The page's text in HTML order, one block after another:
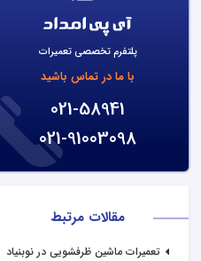
پلتفرم تخصصی تعمیرات
با ما در تماس باشید
021-58941
021-91003098
مقالات مرتبط
تعمیرات ماشین ظرفشویی در نوبنیاد